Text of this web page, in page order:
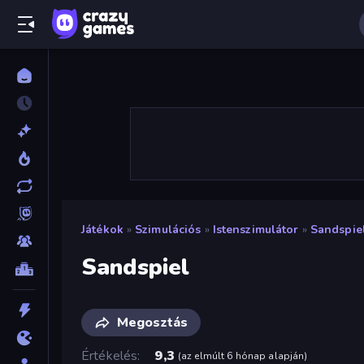
Játékok » Szimulációs » Istenszimulátor »
Sandspiel
Megosztás
Értékelés
9,3 (az elmúlt 6 hónap alapján)